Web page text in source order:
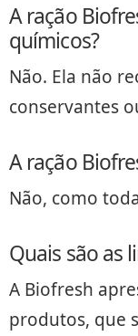
A ração
químicos?
Não. Ela não
conservantes
A ração
Não, como
Quais são as
A Biofresh
produtos, que